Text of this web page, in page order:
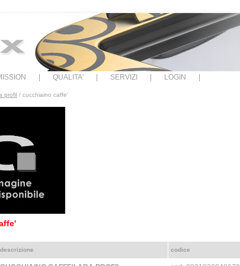
QUALITA' SERVIZI LOGIN
profil / cucchiaino caffe'
descrizione codice